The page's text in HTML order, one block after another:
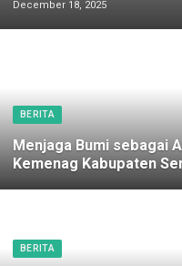
December 18, 2025
BERITA
Menjaga Bumi sebagai
Kemenag Kabupaten
BERITA